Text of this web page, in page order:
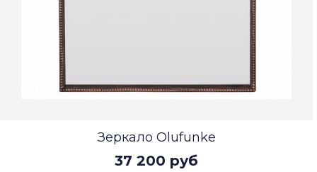
Зеркало Olufunke
37 200 руб